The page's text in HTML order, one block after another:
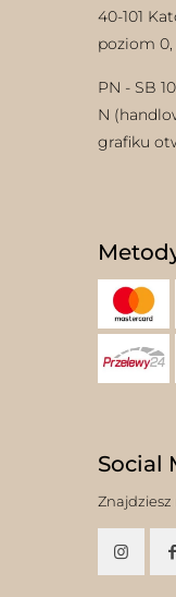
40-101
poziom 0,
PN - SB
N
Social
Znajdziesz